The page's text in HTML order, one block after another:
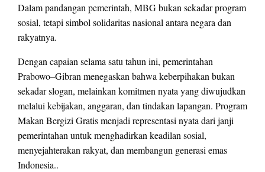
Dalam pandangan pemerintah, MBG bukan sekadar program
sosial, tetapi simbol solidaritas nasional antara negara dan
rakyatnya.
Dengan capaian selama satu tahun ini, pemerintahan
Prabowo–Gibran menegaskan bahwa keberpihakan bukan
sekadar slogan, melainkan komitmen nyata yang diwujudkan
melalui kebijakan, anggaran, dan tindakan lapangan. Program
Makan Bergizi Gratis menjadi representasi nyata dari janji
pemerintahan untuk menghadirkan keadilan sosial,
menyejahterakan rakyat, dan membangun generasi emas
Indonesia..